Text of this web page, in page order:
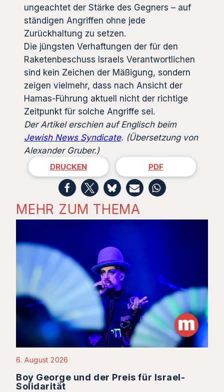
ungeachtet der Stärke des Gegners – auf
ständigen Angriffen ohne jede
Zurückhaltung zu setzen.
Die jüngsten Verhaftungen der für den
Raketenbeschuss Israels Verantwortlichen
sind kein Zeichen der Mäßigung, sondern
zeigen vielmehr, dass nach Ansicht der
Hamas-Führung aktuell nicht der richtige
Zeitpunkt für solche Angriffe sei.
Der Artikel erschien auf Englisch beim
Jewish News Syndicate. (Übersetzung von
Alexander Gruber.)
DRUCKEN PDF
MEHR ZUM THEMA
6. August 2026
Boy George und der Preis für Israel-
Solidarität